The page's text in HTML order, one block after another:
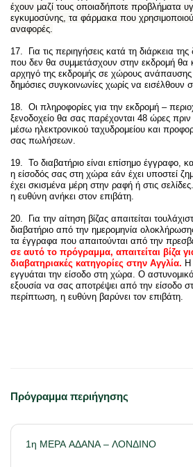
έχουν μαζί τους οποιαδήποτε προβλήματα
εγκυμοσύνης, τα φάρμακα που
αναφορές.
17. Για τις περιηγήσεις κατά τη διάρκεια
που δεν θα συμμετάσχουν στην εκδρομή θα
αρχηγό της εκδρομής σε χώρους ανάπαυσης
δημόσιες συγκοινωνίες χωρίς να εισέλθουν
18. Οι πληροφορίες για την εκδρομή –
ξενοδοχείο θα σας παρέχονται 48 ώρες
μέσω ηλεκτρονικού ταχυδρομείου και
σας πωλήσεων.
19. Το διαβατήριο είναι επίσημο έγγραφο,
η είσοδός σας στη χώρα εάν έχει υποστεί
έχει σκισμένα μέρη στην ραφή ή στις
η ευθύνη ανήκει στον επιβάτη.
20. Για την αίτηση βίζας απαιτείται
διαβατήριο από την ημερομηνία
τα έγγραφα που απαιτούνται από την
σε αυτό το πρόγραμμα, απαιτείται βίζα
διαβατηριακές κατηγορίες στην Αγγλία. Η
εγγυάται την είσοδο στη χώρα. Ο
εξουσία να σας αποτρέψει από την είσοδο
περίπτωση, η ευθύνη βαρύνει τον επιβάτη.
Πρόγραμμα περιήγησης
1η ΜΕΡΑ ΑΔΑΝΑ – ΛΟΝΔΙΝΟ